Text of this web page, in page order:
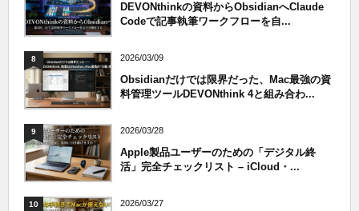
DEVONthinkの資料からObsidianへClaude
Codeで記事執筆ワークフローを自...
8 2026/03/09
Obsidianだけでは限界だった、Mac最強の資
料管理ツールDEVONthink 4と組み合わ...
9 2026/03/28
Apple製品ユーザーのための「デジタル終
活」完全チェックリスト – iCloud・...
10 2026/03/27